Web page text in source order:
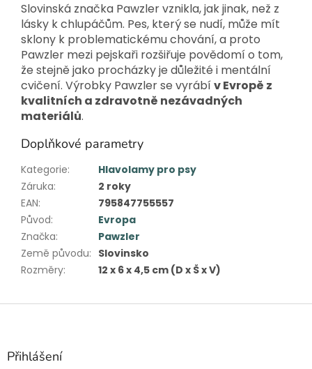
Slovinská značka Pawzler vznikla, jak jinak, než z
lásky k chlupáčům. Pes, který se nudí, může mít
sklony k problematickému chování, a proto
Pawzler mezi pejskaři rozšiřuje povědomí o tom,
že stejně jako procházky je důležité i mentální
cvičení. Výrobky Pawzler se vyrábí v Evropě z
kvalitních a zdravotně nezávadných
materiálů.
Doplňkové parametry
Kategorie:
Hlavolamy pro psy
Záruka:
2 roky
EAN:
795847755557
Původ:
Evropa
Značka:
Pawzler
Země původu: Slovinsko
Rozměry: 12 x 6 x 4,5 cm (D x Š x V)
Z
Přihlášení